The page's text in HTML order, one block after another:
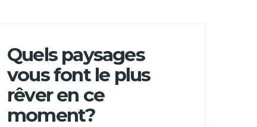
Quels paysages
vous font le plus
rêver en ce
moment?